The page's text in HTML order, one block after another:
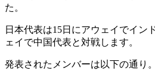
た。
日本代表は15日にアウェイでイン
ェイで中国代表と対戦します。
発表されたメンバーは以下の通り